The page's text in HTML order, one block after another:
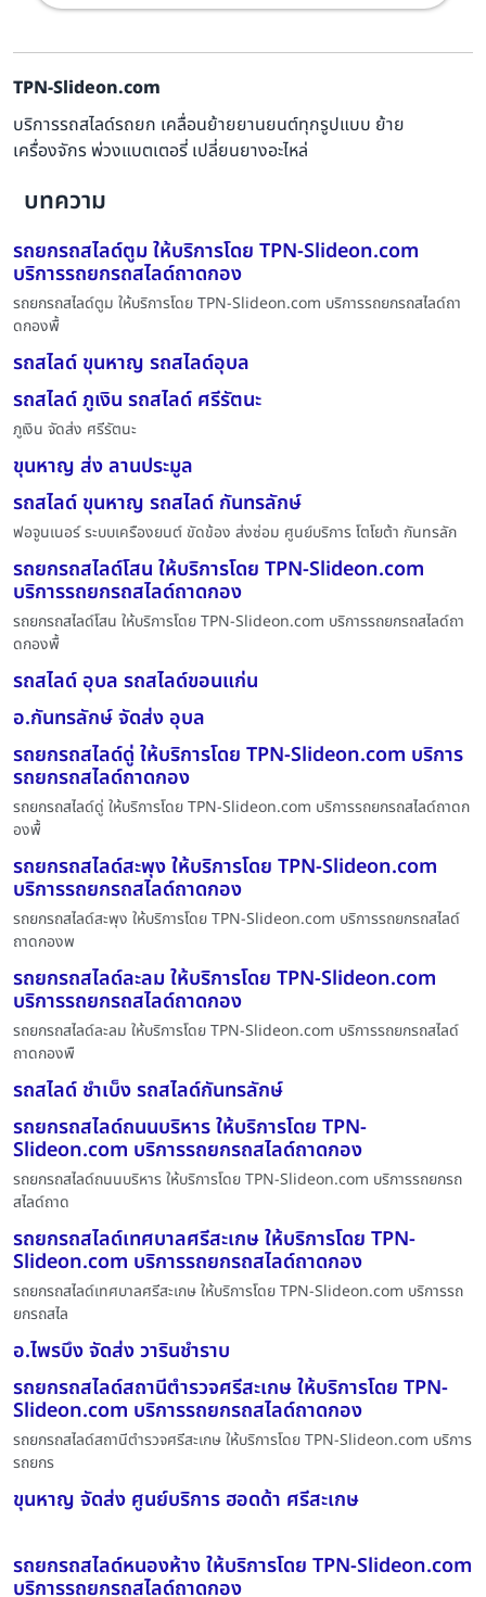
TPN-Slideon.com
บริการรถสไลด์รถยก เคลื่อนย้ายยานยนต์ทุกรูปแบบ ย้าย
เครื่องจักร พ่วงแบตเตอรี่ เปลี่ยนยางอะไหล่
บทความ
รถยกรถสไลด์ตูม ให้บริการโดย TPN-Slideon.com
บริการรถยกรถสไลด์ถาดกอง
รถยกรถสไลด์ตูม ให้บริการโดย TPN-Slideon.com บริการรถยกรถสไลด์ถา
ดกองพื้
รถสไลด์ ขุนหาญ รถสไลด์อุบล
รถสไลด์ ภูเงิน รถสไลด์ ศรีรัตนะ
ภูเงิน จัดส่ง ศรีรัตนะ
ขุนหาญ ส่ง ลานประมูล
รถสไลด์ ขุนหาญ รถสไลด์ กันทรลักษ์
ฟอจูนเนอร์ ระบบเครืองยนต์ ขัดข้อง ส่งซ่อม ศูนย์บริการ โตโยต้า กันทรลัก
รถยกรถสไลด์โสน ให้บริการโดย TPN-Slideon.com
บริการรถยกรถสไลด์ถาดกอง
รถยกรถสไลด์โสน ให้บริการโดย TPN-Slideon.com บริการรถยกรถสไลด์ถา
ดกองพื้
รถสไลด์ อุบล รถสไลด์ขอนแก่น
อ.กันทรลักษ์ จัดส่ง อุบล
รถยกรถสไลด์ดู่ ให้บริการโดย TPN-Slideon.com บริการ
รถยกรถสไลด์ถาดกอง
รถยกรถสไลด์ดู่ ให้บริการโดย TPN-Slideon.com บริการรถยกรถสไลด์ถาดก
องพื้
รถยกรถสไลด์สะพุง ให้บริการโดย TPN-Slideon.com
บริการรถยกรถสไลด์ถาดกอง
รถยกรถสไลด์สะพุง ให้บริการโดย TPN-Slideon.com บริการรถยกรถสไลด์
ถาดกองพ
รถยกรถสไลด์ละลม ให้บริการโดย TPN-Slideon.com
บริการรถยกรถสไลด์ถาดกอง
รถยกรถสไลด์ละลม ให้บริการโดย TPN-Slideon.com บริการรถยกรถสไลด์
ถาดกองพื
รถสไลด์ ชำเบ็ง รถสไลด์กันทรลักษ์
รถยกรถสไลด์ถนนบริหาร ให้บริการโดย TPN-
Slideon.com บริการรถยกรถสไลด์ถาดกอง
รถยกรถสไลด์ถนนบริหาร ให้บริการโดย TPN-Slideon.com บริการรถยกรถ
สไลด์ถาด
รถยกรถสไลด์เทศบาลศรีสะเกษ ให้บริการโดย TPN-
Slideon.com บริการรถยกรถสไลด์ถาดกอง
รถยกรถสไลด์เทศบาลศรีสะเกษ ให้บริการโดย TPN-Slideon.com บริการรถ
ยกรถสไล
อ.ไพรบึง จัดส่ง วารินชำราบ
รถยกรถสไลด์สถานีตำรวจศรีสะเกษ ให้บริการโดย TPN-
Slideon.com บริการรถยกรถสไลด์ถาดกอง
รถยกรถสไลด์สถานีตำรวจศรีสะเกษ ให้บริการโดย TPN-Slideon.com บริการ
รถยกร
ขุนหาญ จัดส่ง ศูนย์บริการ ฮอดด้า ศรีสะเกษ
รถยกรถสไลด์หนองห้าง ให้บริการโดย TPN-Slideon.com
บริการรถยกรถสไลด์ถาดกอง